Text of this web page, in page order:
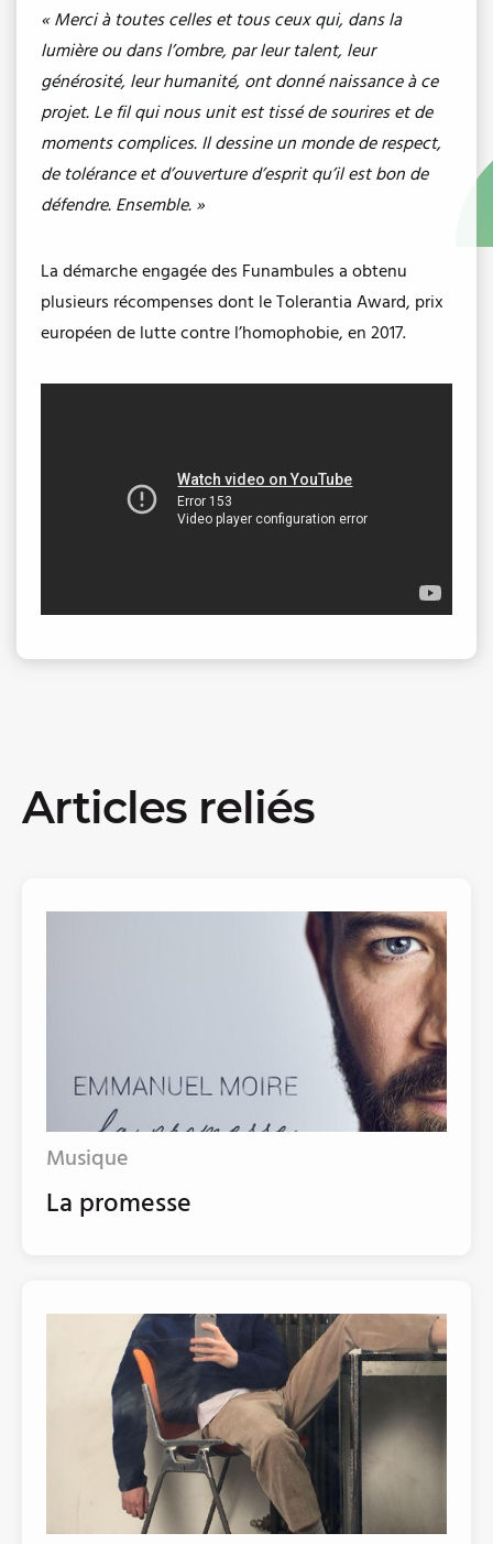
« Merci à toutes celles et tous ceux qui, dans la
lumière ou dans l’ombre, par leur talent, leur
générosité, leur humanité, ont donné naissance à ce
projet. Le fil qui nous unit est tissé de sourires et de
moments complices. Il dessine un monde de respect,
de tolérance et d’ouverture d’esprit qu’il est bon de
défendre. Ensemble. »
La démarche engagée des Funambules a obtenu
plusieurs récompenses dont le Tolerantia Award, prix
européen de lutte contre l’homophobie, en 2017.
Articles reliés
Musique
La promesse